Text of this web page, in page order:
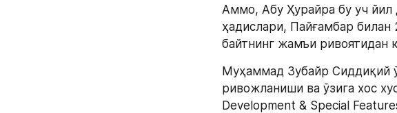
Аммо, Абу Ҳурайра бу уч йил
ҳадислари, Пайғамбар билан
байтнинг жамъи ривоятидан
Муҳаммад Зубайр Сиддиқий
ривожланиши ва ўзига хос
Development & Special